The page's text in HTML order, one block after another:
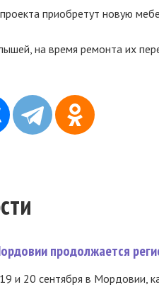
приобретут новую
на время ремонта их
продолжается
и 20 сентября в Мордовии,